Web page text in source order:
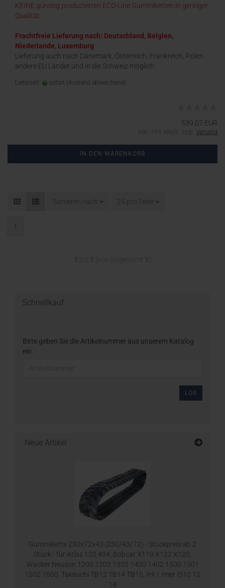
KEINE günstig produzierten ECO-Line Gummiketten in geringer
Qualität.
Frachtfreie Lieferung nach: Deutschland, Belgien,
Niederlande, Luxemburg
Lieferung auch nach Dänemark, Österreich, Frankreich, Polen,
andere EU Länder und in die Schweiz möglich.
Lieferzeit: sofort (Ausland abweichend)
539,07 EUR
inkl. 19% MwSt. zzgl. Versand
IN DEN WARENKORB
Sortieren nach 25 pro Seite
1
Schnellkauf
Bitte geben Sie die Artikelnummer aus unserem Katalog
ein.
LOS
Neue Artikel
Gummikette 230x72x43 (230/43/72) - Stückpreis ab 2
Stück - für Atlas 120 404, Bobcat X119 X122 X120,
Wacker Neuson 1200 1202 1302 1400 1402 1500 1501
1502 1600, Takeuchi TB12 TB14 TB15, IHI / Imer IS10 12
14